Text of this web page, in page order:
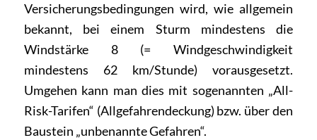
Versicherungsbedingungen wird, wie allgemein
bekannt, bei einem Sturm mindestens die
Windstärke 8 (= Windgeschwindigkeit
mindestens 62 km/Stunde) vorausgesetzt.
Umgehen kann man dies mit sogenannten „All-
Risk-Tarifen“ (Allgefahrendeckung) bzw. über den
Baustein „unbenannte Gefahren“.